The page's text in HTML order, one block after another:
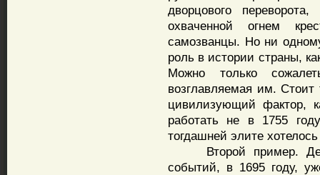
дворцового
охваченной огнем
самозванцы. Но ни
роль в истории страны,
Можно только
возглавляемая им.
цивилизующий фактор,
работать не в 1755
тогдашней элите
Второй пример.
событий, в 1695 году,